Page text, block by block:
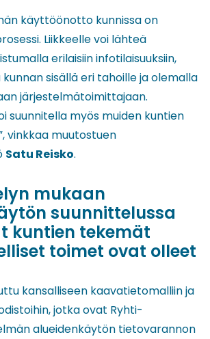
käyttöönotto kunnissa on
Liikkeelle voi lähteä
erilaisiin infotilaisuuksiin,
sisällä eri tahoille ja olemalla
järjestelmätoimittajaan.
suunnitella myös muiden kuntien
vinkkaa muutostuen
Satu Reisko.
mukaan
suunnittelussa
kuntien tekemät
toimet ovat olleet
kansalliseen kaavatietomalliin ja
jotka ovat Ryhti-
alueidenkäytön tietovarannon